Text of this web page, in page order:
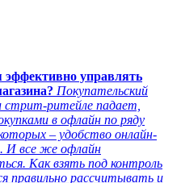
эффективно управлять
Покупательский
ритейле падает,
в офлайн по ряду
– удобство онлайн-
И все же офлайн
Как взять под контроль
правильно рассчитывать и